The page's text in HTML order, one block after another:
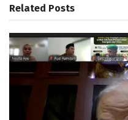
Related Posts